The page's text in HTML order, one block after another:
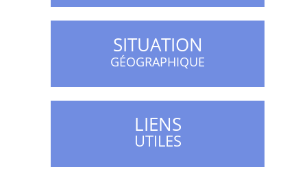
SITUATION
GÉOGRAPHIQUE
LIENS
UTILES